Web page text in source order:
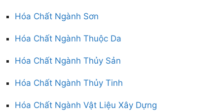
Hóa Chất Ngành Sơn
Hóa Chất Ngành Thuộc Da
Hóa Chất Ngành Thủy Sản
Hóa Chất Ngành Thủy Tinh
Hóa Chất Ngành Vật Liệu Xây Dựng